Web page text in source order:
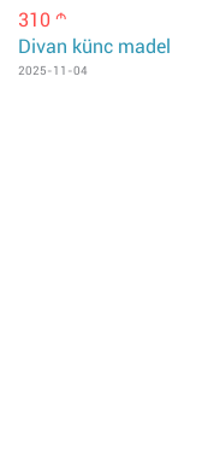
310 m
Divan künc madel
2025-11-04